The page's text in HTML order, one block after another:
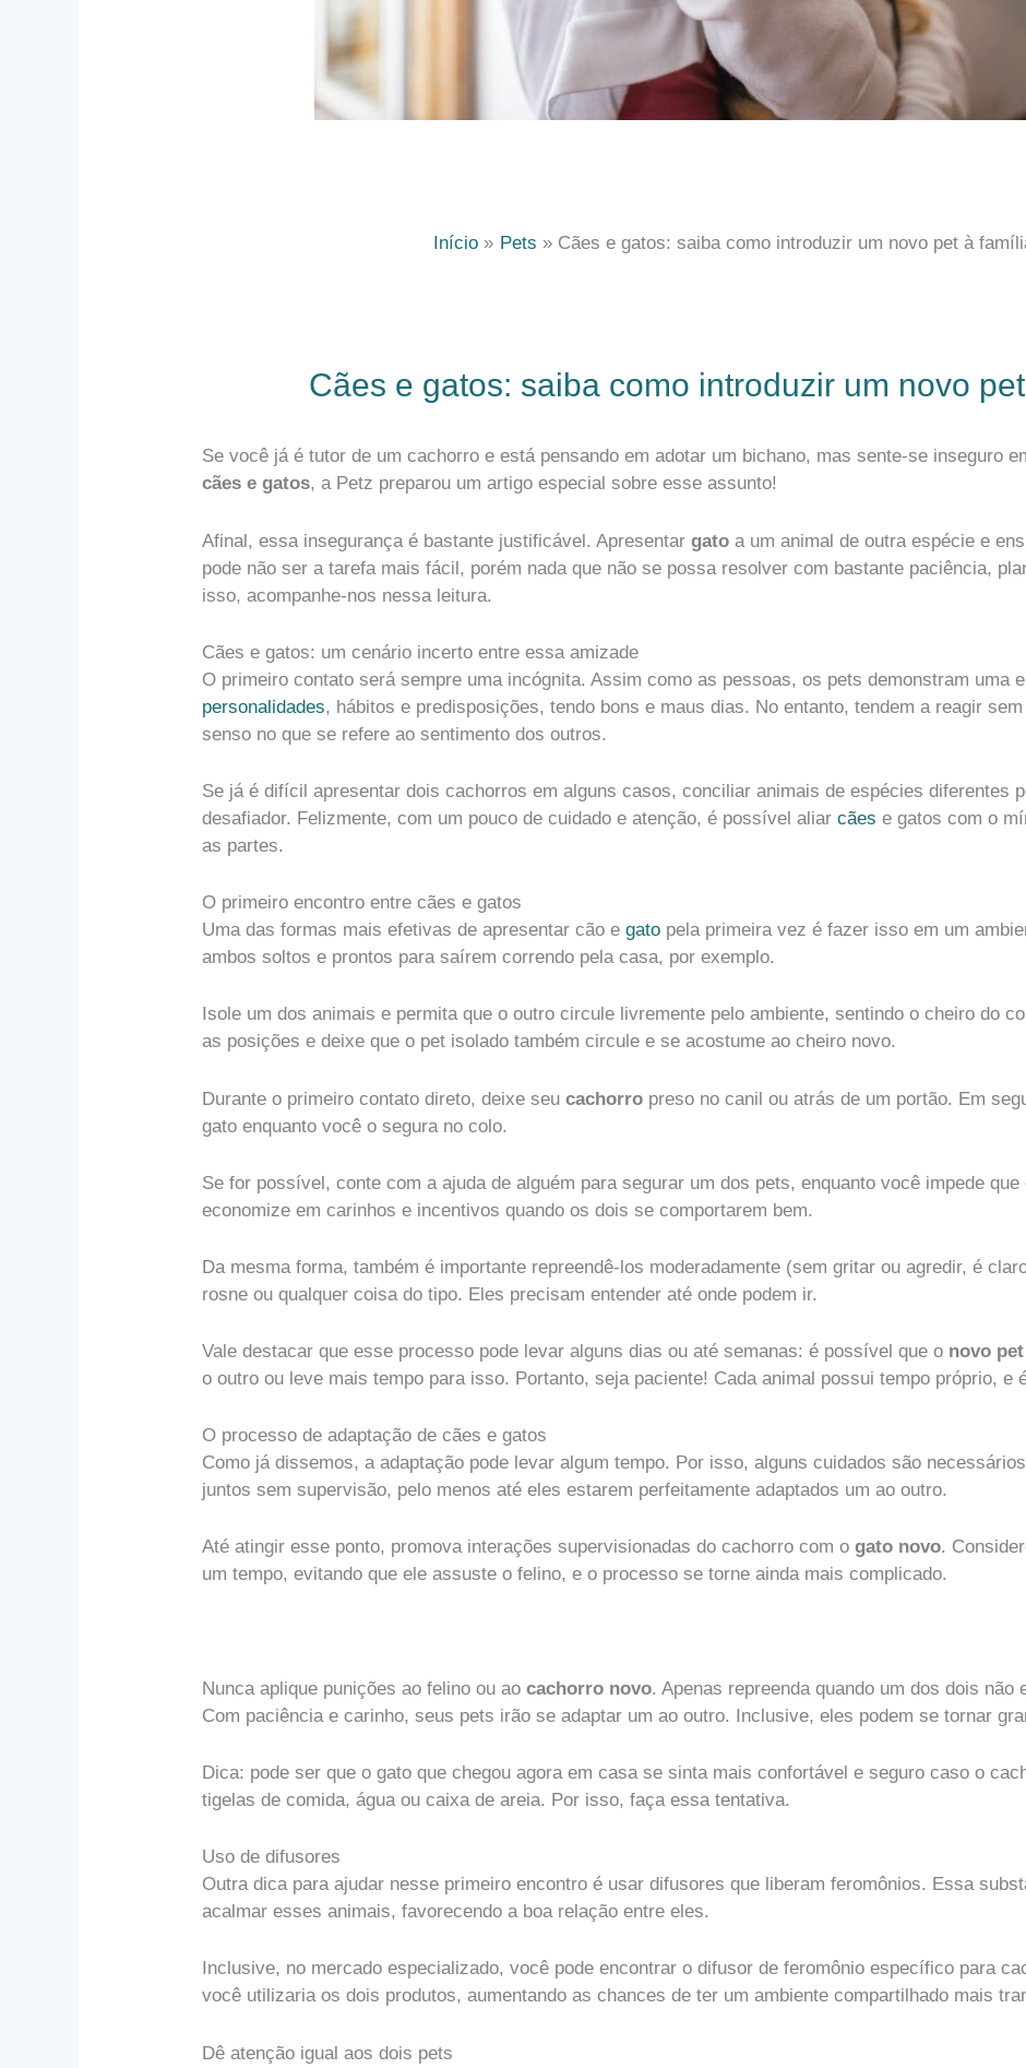
Início Pets Cães e gatos: saiba como introduzir um novo pet à
Cães e gatos: saiba como introduzir um novo
Se você já é tutor de um cachorro e está pensando em adotar um bichano, mas sente-se inseguro
cães e gatos, a Petz preparou um artigo especial sobre esse assunto!
Afinal, essa insegurança é bastante justificável. Apresentargato a um animal de outra espécie e
pode não ser a tarefa mais fácil, porém nada que não se possa resolver com bastante paciência,
isso, acompanhe-nos nessa leitura.
Cães e gatos: um cenário incerto entre essa amizade
O primeiro contato será sempre uma incógnita. Assim como as pessoas, os pets demonstram uma
personalidades, hábitos e predisposições, tendo bons e maus dias. No entanto, tendem a reagir
senso no que se refere ao sentimento dos outros.
Se já é difícil apresentar dois cachorros em alguns casos, conciliar animais de espécies diferentes
desafiador. Felizmente, com um pouco de cuidado e atenção, é possível aliarcães e gatos com o
as partes.
O primeiro encontro entre cães e gatos
Uma das formas mais efetivas de apresentar cão egato pela primeira vez é fazer isso em um
ambos soltos e prontos para saírem correndo pela casa, por exemplo.
Isole um dos animais e permita que o outro circule livremente pelo ambiente, sentindo o cheiro do
as posições e deixe que o pet isolado também circule e se acostume ao cheiro novo.
Durante o primeiro contato direto, deixe seucachorro preso no canil ou atrás de um portão. Em
gato enquanto você o segura no colo.
Se for possível, conte com a ajuda de alguém para segurar um dos pets, enquanto você impede
economize em carinhos e incentivos quando os dois se comportarem bem.
Da mesma forma, também é importante repreendê-los moderadamente (sem gritar ou agredir, é
rosne ou qualquer coisa do tipo. Eles precisam entender até onde podem ir.
Vale destacar que esse processo pode levar alguns dias ou até semanas: é possível que o novo
o outro ou leve mais tempo para isso. Portanto, seja paciente! Cada animal possui tempo próprio, e
O processo de adaptação de cães e gatos
Como já dissemos, a adaptação pode levar algum tempo. Por isso, alguns cuidados são
juntos sem supervisão, pelo menos até eles estarem perfeitamente adaptados um ao outro.
Até atingir esse ponto, promova interações supervisionadas do cachorro com ogato novo.
um tempo, evitando que ele assuste o felino, e o processo se torne ainda mais complicado.
Nunca aplique punições ao felino ou aocachorro novo. Apenas repreenda quando um dos dois não
Com paciência e carinho, seus pets irão se adaptar um ao outro. Inclusive, eles podem se tornar
Dica: pode ser que o gato que chegou agora em casa se sinta mais confortável e seguro caso o
tigelas de comida, água ou caixa de areia. Por isso, faça essa tentativa.
Uso de difusores
Outra dica para ajudar nesse primeiro encontro é usar difusores que liberam feromônios. Essa
acalmar esses animais, favorecendo a boa relação entre eles.
Inclusive, no mercado especializado, você pode encontrar o difusor de feromônio específico para
você utilizaria os dois produtos, aumentando as chances de ter um ambiente compartilhado mais
Dê atenção igual aos dois pets